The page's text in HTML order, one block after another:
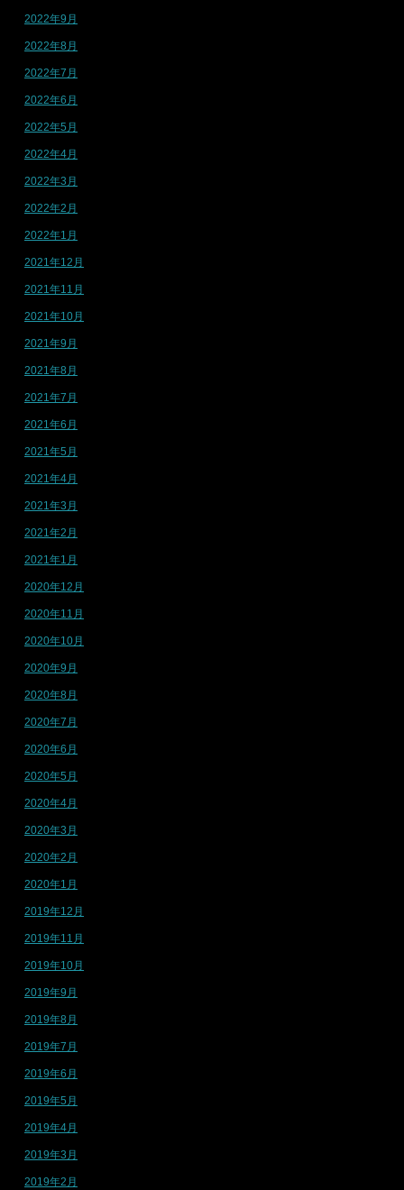
2022年9月
2022年8月
2022年7月
2022年6月
2022年5月
2022年4月
2022年3月
2022年2月
2022年1月
2021年12月
2021年11月
2021年10月
2021年9月
2021年8月
2021年7月
2021年6月
2021年5月
2021年4月
2021年3月
2021年2月
2021年1月
2020年12月
2020年11月
2020年10月
2020年9月
2020年8月
2020年7月
2020年6月
2020年5月
2020年4月
2020年3月
2020年2月
2020年1月
2019年12月
2019年11月
2019年10月
2019年9月
2019年8月
2019年7月
2019年6月
2019年5月
2019年4月
2019年3月
2019年2月